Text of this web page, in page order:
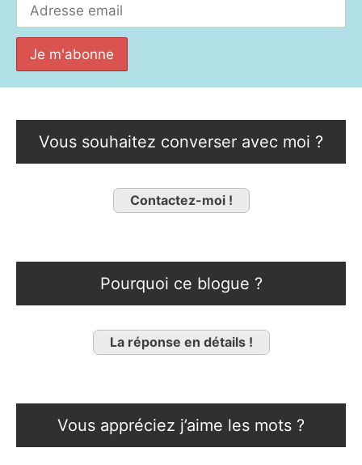
Vous souhaitez converser avec moi ?
Contactez-moi !
Pourquoi ce blogue ?
La réponse en détails !
Vous appréciez j’aime les mots ?